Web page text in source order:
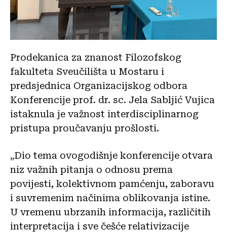
Prodekanica za znanost Filozofskog
fakulteta Sveučilišta u Mostaru i
predsjednica Organizacijskog odbora
Konferencije prof. dr. sc. Jela Sabljić Vujica
istaknula je važnost interdisciplinarnog
pristupa proučavanju prošlosti.
„Dio tema ovogodišnje konferencije otvara
niz važnih pitanja o odnosu prema
povijesti, kolektivnom pamćenju, zaboravu
i suvremenim načinima oblikovanja istine.
U vremenu ubrzanih informacija, različitih
interpretacija i sve češće relativizacije